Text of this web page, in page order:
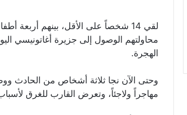
لقي 14 شخصاً على الأقل، بينهم
محاولتهم الوصول إلى جزيرة أغاتونيسي
الهجرة.
مهاجراً ولاجئاً، وتعرض القارب للغرق